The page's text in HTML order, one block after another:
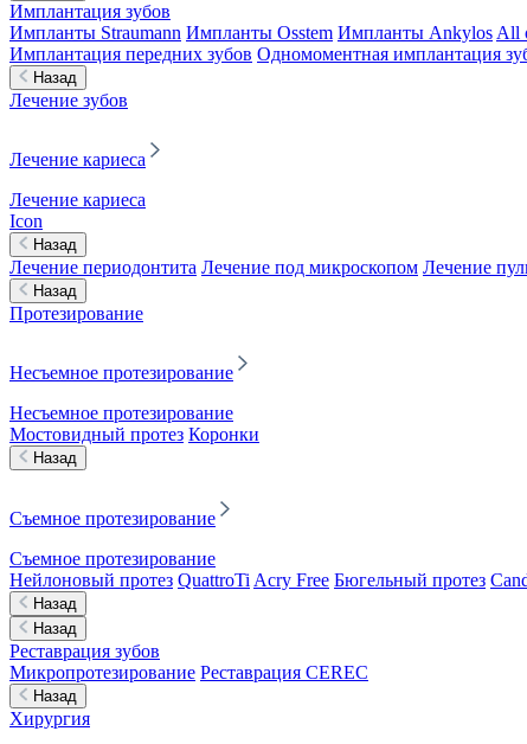
Имплантация зубов
Импланты Straumann Импланты Osstem Импланты Ankylos All
Имплантация передних зубов Одномоментная имплантация
Назад
Лечение зубов
Лечение кариеса
Лечение кариеса
Icon
Назад
Лечение периодонтита Лечение под микроскопом Лечение
Назад
Протезирование
Несъемное протезирование
Несъемное протезирование
Мостовидный протез Коронки
Назад
Съемное протезирование
Съемное протезирование
Нейлоновый протез QuattroTi Acry Free Бюгельный протез
Назад
Назад
Реставрация зубов
Микропротезирование Реставрация CEREC
Назад
Хирургия